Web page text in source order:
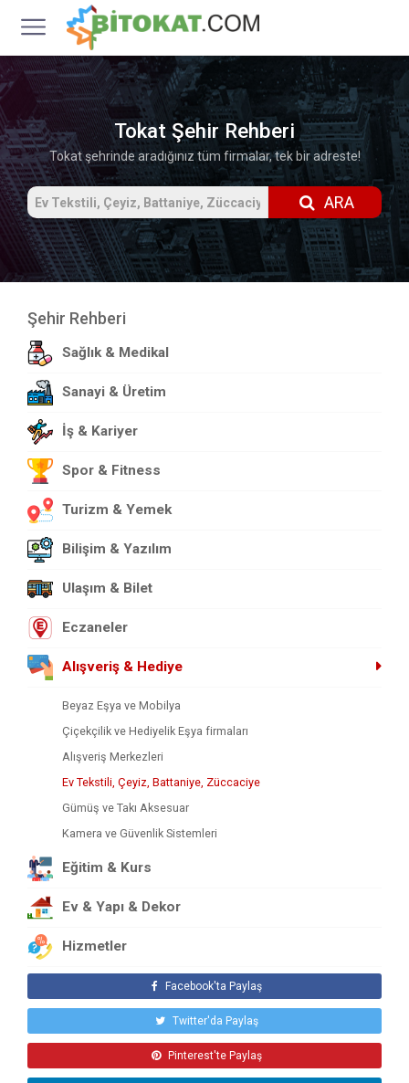
Tokat Şehir Rehberi
Tokat şehrinde aradığınız tüm firmalar, tek bir adreste!
ARA
Şehir Rehberi
Sağlık & Medikal
Sanayi & Üretim
İş & Kariyer
Spor & Fitness
Turizm & Yemek
Bilişim & Yazılım
Ulaşım & Bilet
Eczaneler
Alışveriş & Hediye
Beyaz Eşya ve Mobilya
Çiçekçilik ve Hediyelik Eşya firmaları
Alışveriş Merkezleri
Ev Tekstili, Çeyiz, Battaniye, Züccaciye
Gümüş ve Takı Aksesuar
Kamera ve Güvenlik Sistemleri
Kitap Kırtasiye ve Yayınlar
Kuruyemiş, Şekerleme ve Baharat
Müzik Aletleri ve Ses Sistemleri
Oto Aksesuar ve Yedek Parça
Spor Malzemeleri
Eğitim & Kurs
Ev & Yapı & Dekor
Hizmetler
Facebook'ta Paylaş
Twitter'da Paylaş
Pinterest'te Paylaş